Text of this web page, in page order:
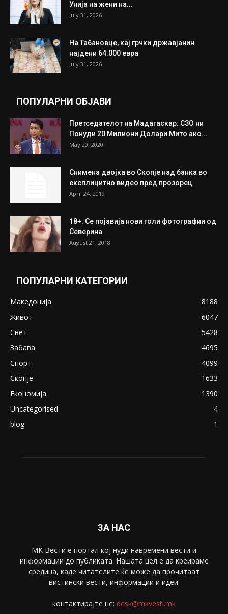
Унија на жени на...
July 31, 2026
На Табановце, кај грчки државјанин
најдени 64.000 евра
July 31, 2026
ПОПУЛАРНИ ОБЈАВИ
Претседателот на Мадагаскар: СЗО ни
Понуди 20 Милиони Долари Мито ако...
May 20, 2020
Снимена двојка во Скопје над банка во
експлицитно видео пред прозорец
April 24, 2019
18+: Се појавија нови голи фотографии од
Северина
August 21, 2018
ПОПУЛАРНИ КАТЕГОРИИ
Македонија
8188
Живот
6047
Свет
5428
Забава
4695
Спорт
4099
Скопје
1633
Економија
1390
Uncategorised
4
blog
1
ЗА НАС
МК Вести е портал коj нуди навремени вести и
информации до публиката. Нашата цел е да креираме
средина, каде читателите ќе може да прочитаат
вистински вести, информации и идеи.
контактирајте не: desk@mkvesti.mk